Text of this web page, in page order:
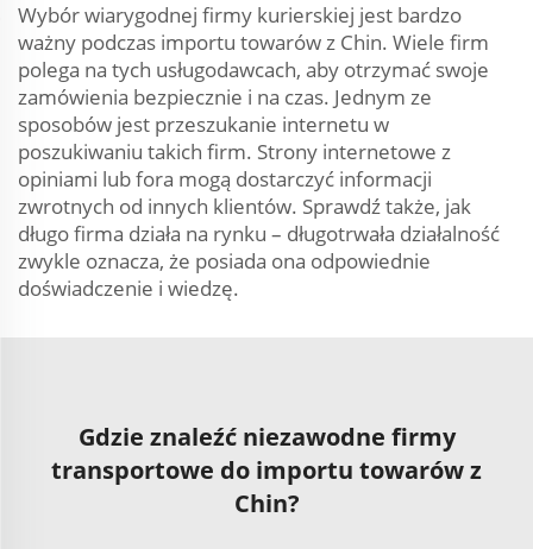
Wybór wiarygodnej firmy kurierskiej jest bardzo
ważny podczas importu towarów z Chin. Wiele firm
polega na tych usługodawcach, aby otrzymać swoje
zamówienia bezpiecznie i na czas. Jednym ze
sposobów jest przeszukanie internetu w
poszukiwaniu takich firm. Strony internetowe z
opiniami lub fora mogą dostarczyć informacji
zwrotnych od innych klientów. Sprawdź także, jak
długo firma działa na rynku – długotrwała działalność
zwykle oznacza, że posiada ona odpowiednie
doświadczenie i wiedzę.
Gdzie znaleźć niezawodne firmy
transportowe do importu towarów z
Chin?